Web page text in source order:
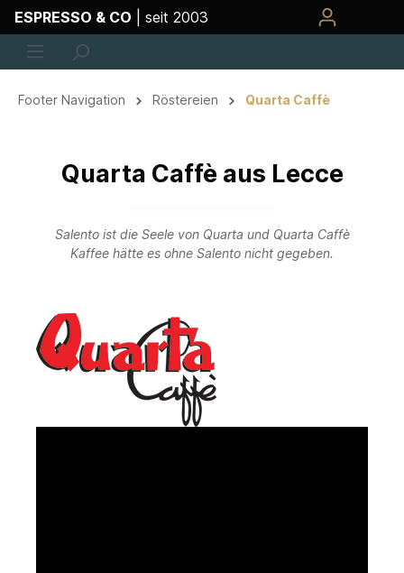
ESPRESSO & CO | seit 2003
Footer Navigation Röstereien Quarta Caffè
Quarta Caffè aus Lecce
Salento ist die Seele von Quarta und Quarta Caffè
Kaffee hätte es ohne Salento nicht gegeben.